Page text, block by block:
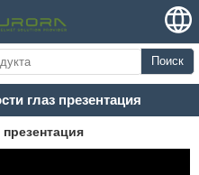
Поиск
глаз презентация